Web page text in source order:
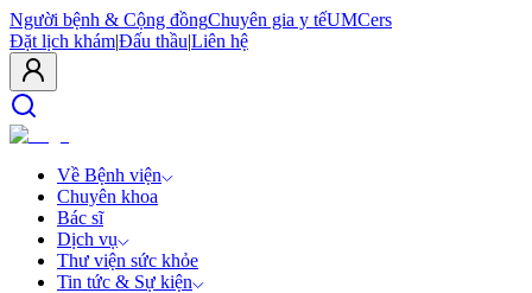
Người bệnh & Cộng đồngChuyên gia y tếUMCers
Đặt lịch khám|Đấu thầu|Liên hệ
Về Bệnh viện
Chuyên khoa
Bác sĩ
Dịch vụ
Thư viện sức khỏe
Tin tức & Sự kiện